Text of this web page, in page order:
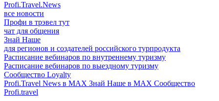
Profi.Travel.News
все новости
Профи в трэвел тут
чат для общения
Знай Наше
для регионов и создателей российского турпродукта
Расписание вебинаров по внутреннему туризму
Расписание вебинаров по выездному туризму
Сообщество Loyalty
Profi.Travel News в MAX Знай Наше в MAX Сообщество
Profi.travel